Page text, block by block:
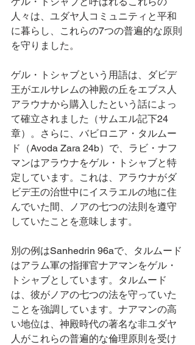
人々は、ユダヤ人コミュニティと平和
に暮らし、これらの7つの普遍的な原則
を守りました。
ゲル・トシャブという用語は、ダビデ
王がエルサレムの神殿の丘をエブス人
アラウナから購入したという話によっ
て確立されました（サムエル記下24
章）。さらに、バビロニア・タルムー
ド（Avoda Zara 24b）で、ラビ・ナフ
マンはアラウナをゲル・トシャブと特
定しています。これは、アラウナがダ
ビデ王の治世中にイスラエルの地に住
んでいた間、ノアの七つの法則を遵守
していたことを意味します。
別の例はSanhedrin 96aで、タルムード
はアラム軍の指揮官ナアマンをゲル・
トシャブとしています。タルムード
は、彼がノアの七つの法を守っていた
ことを強調しています。ナアマンの高
い地位は、神殿時代の著名な非ユダヤ
人がこれらの普遍的な倫理原則を受け